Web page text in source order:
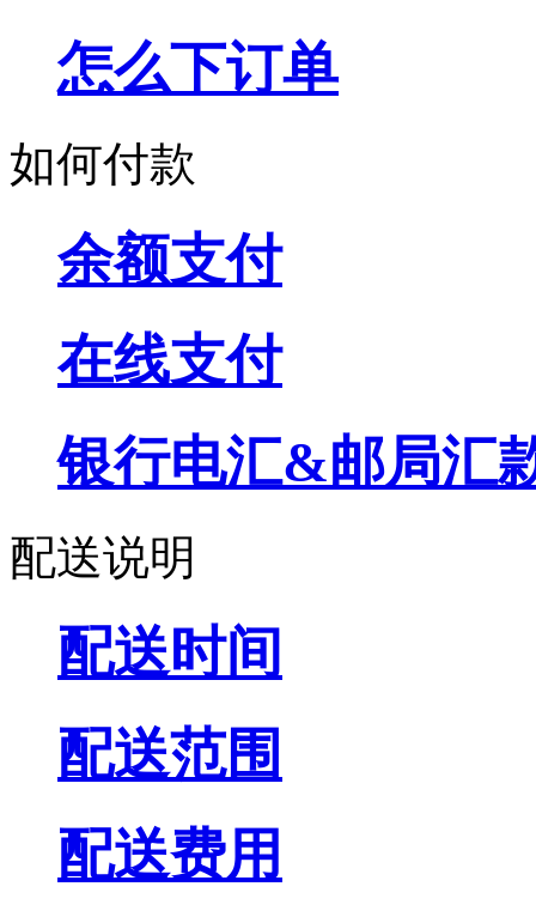
怎么下订单
如何付款
余额支付
在线支付
银行电汇&邮局汇
配送说明
配送时间
配送范围
配送费用